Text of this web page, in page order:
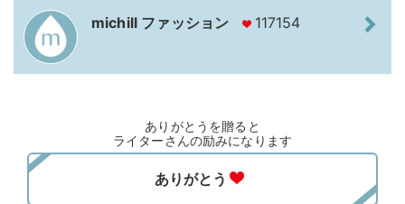
michill ファッション 117154
ありがとうを贈ると
ライターさんの励みになります